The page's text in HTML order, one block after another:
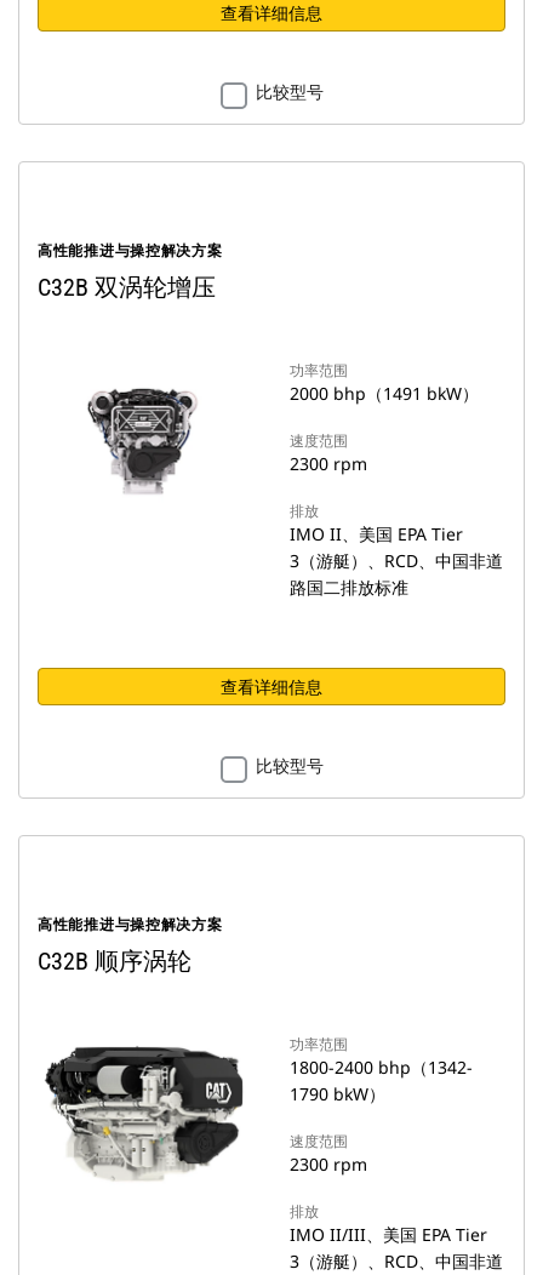
查看详细信息
比较型号
高性能推进与操控解决方案
C32B 双涡轮增压
功率范围
2000 bhp（1491 bkW）
速度范围
2300 rpm
排放
IMO II、美国 EPA Tier
3（游艇）、RCD、中国非道
路国二排放标准
查看详细信息
比较型号
高性能推进与操控解决方案
C32B 顺序涡轮
功率范围
1800-2400 bhp（1342-
1790 bkW）
速度范围
2300 rpm
排放
IMO II/III、美国 EPA Tier
3（游艇）、RCD、中国非道